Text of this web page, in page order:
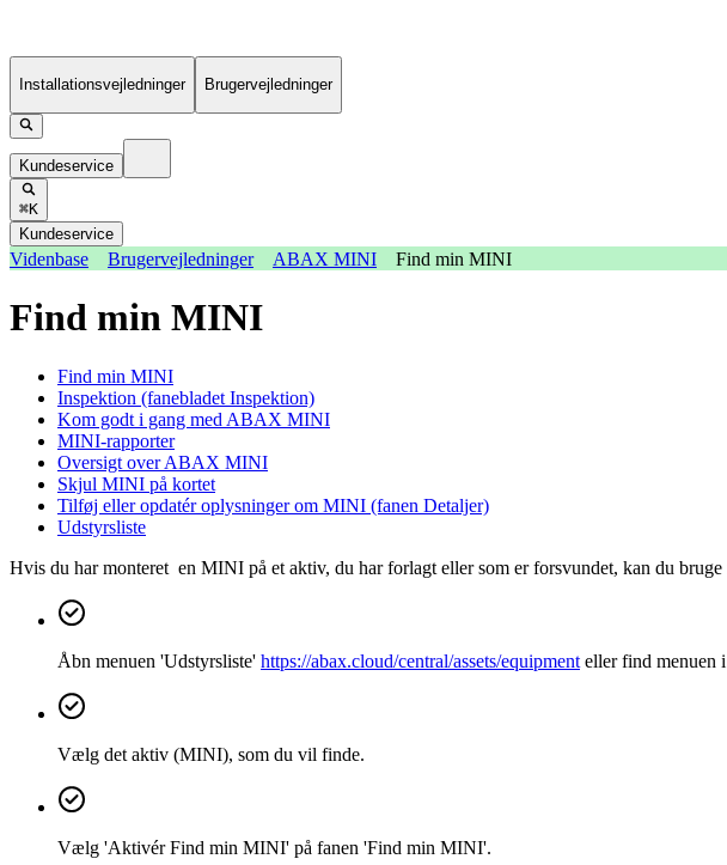
Installationsvejledninger Brugervejledninger
Kundeservice
⌘K
Kundeservice
Videnbase Brugervejledninger ABAX MINI Find min MINI
Find min MINI
Find min MINI
Inspektion (fanebladet Inspektion)
Kom godt i gang med ABAX MINI
MINI-rapporter
Oversigt over ABAX MINI
Skjul MINI på kortet
Tilføj eller opdatér oplysninger om MINI (fanen Detaljer)
Udstyrsliste
Hvis du har monteret en MINI på et aktiv, du har forlagt eller som er forsvundet, kan du
Åbn menuen 'Udstyrsliste' https://abax.cloud/central/assets/equipment eller find menuen
Vælg det aktiv (MINI), som du vil finde.
Vælg 'Aktivér Find min MINI' på fanen 'Find min MINI'.